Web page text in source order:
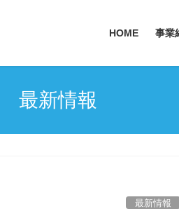
HOME 事業
最新情報
最新情報